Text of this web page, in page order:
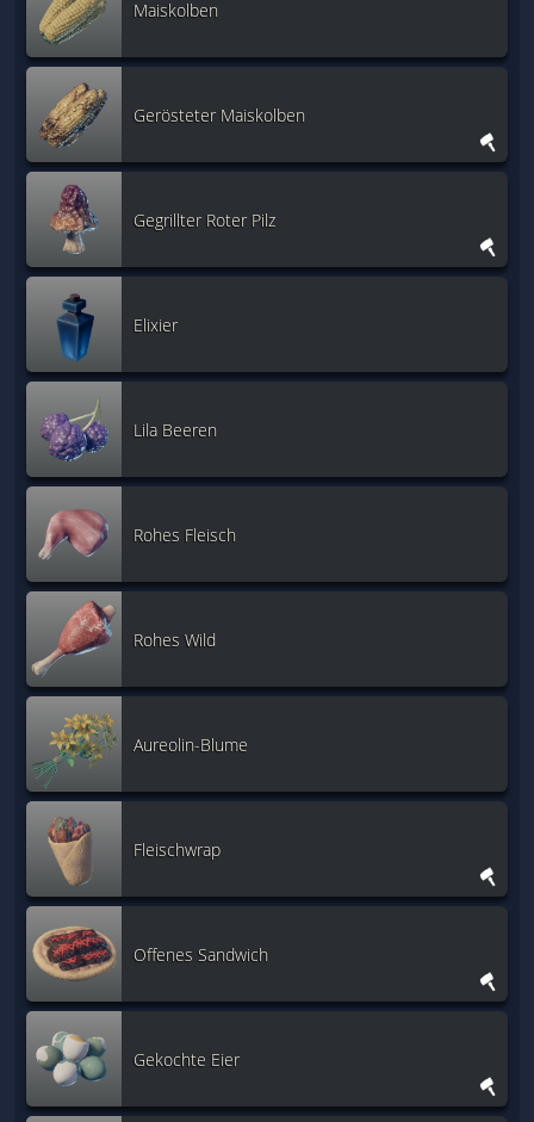
Maiskolben
Gerösteter Maiskolben
Gegrillter Roter Pilz
Elixier
Lila Beeren
Rohes Fleisch
Rohes Wild
Aureolin-Blume
Fleischwrap
Offenes Sandwich
Gekochte Eier